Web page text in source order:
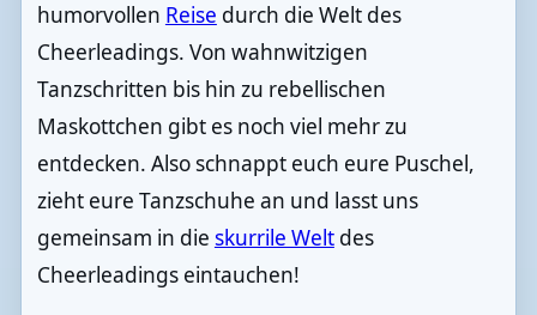
humorvollen Reise durch die Welt des
Cheerleadings. Von wahnwitzigen
Tanzschritten bis hin zu rebellischen
Maskottchen gibt es noch viel mehr zu
entdecken. Also schnappt euch eure Puschel,
zieht eure Tanzschuhe an und lasst uns
gemeinsam in die skurrile Weltdes
Cheerleadings eintauchen!